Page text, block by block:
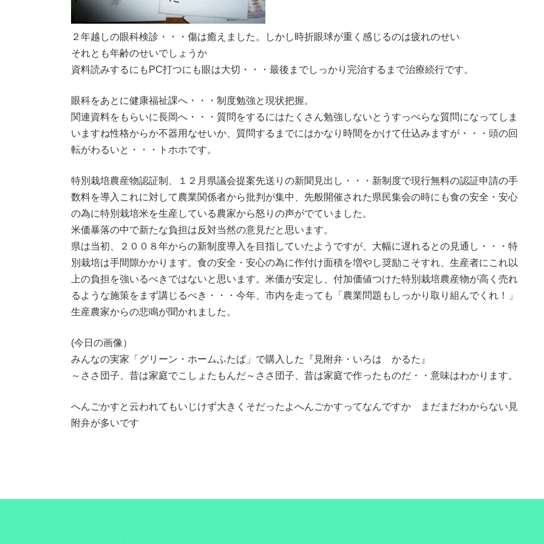
２年越しの眼科検診・・・傷は癒えました。しかし時折眼球が重く感じるのは疲れのせい
それとも年齢のせいでしょうか
資料読みするにもPC打つにも眼は大切・・・最後までしっかり完治するまで治療続行です。
眼科をあとに健康福祉課へ・・・制度勉強と現状把握。
関連資料をもらいに長岡へ・・・質問をするにはたくさん勉強しないとうすっぺらな質問になってしま
いますね性格からか不器用なせいか、質問するまでにはかなり時間をかけて仕込みますが・・・頭の回
転がわるいと・・・トホホです。
特別栽培農産物認証制、１２月県議会提案先送りの新聞見出し・・・新制度で現行無料の認証申請の手
数料を導入これに対して農業関係者から批判が集中、先般開催された県民集会の時にも食の安全・安心
の為に特別栽培米を生産している農家から怒りの声がでていました。
米価暴落の中で新たな負担は反対当然の意見だと思います。
県は当初、２００８年からの新制度導入を目指していたようですが、大幅に遅れるとの見通し・・・特
別栽培は手間隙かかります。食の安全・安心の為に作付け面積を増やし奨励こそすれ、生産者にこれ以
上の負担を強いるべきではないと思います。米価が安定し、付加価値つけた特別栽培農産物が高く売れ
るような施策をまず講じるべき・・・今年、市内を走っても「農業問題もしっかり取り組んでくれ！」
生産農家からの悲鳴が聞かれました。
(今日の画像）
みんなの実家「グリーン・ホームふたば」で購入した『見附弁・いろは かるた』
～ささ団子、昔は家庭でこしょたもんだ～ささ団子、昔は家庭で作ったものだ・・意味はわかります。
へんごかすと云われてもいじけず大きくそだったよへんごかすってなんですか まだまだわからない見
附弁が多いです